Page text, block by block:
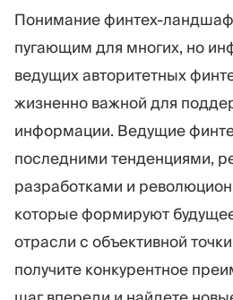
Понимание финтех-
пугающим для многих, но
ведущих авторитетных
жизненно важной для
информации. Ведущие
последними тенденциями,
разработками и
которые формируют
отрасли с объективной
получите конкурентное
Торговая платформа
РЕСУРСЫ
Руководство по
маркетингу
Словарь терминов
Видеоуроки
Калькулятор прибыли
Бизнес План
ЕЩЁ
О
ПОДПИШИТЕСЬ НА НАС